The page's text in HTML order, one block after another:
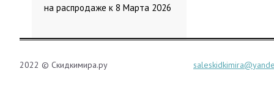
на распродаже к 8 Марта 2026
2022 © Скидкимира.ру